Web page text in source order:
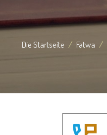
Die Startseite Fatwa